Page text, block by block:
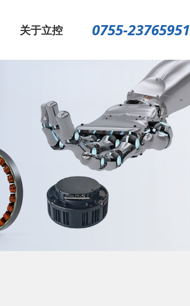
关于立控 0755-23765951